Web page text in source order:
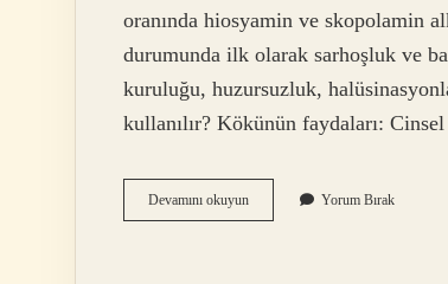
oranında hiosyamin ve skopolamin
durumunda ilk olarak sarhoşluk ve
kuruluğu, huzursuzluk,
kullanılır? Kökünün faydaları:
Devamını okuyunAdem
Otu
Yorum Bırak